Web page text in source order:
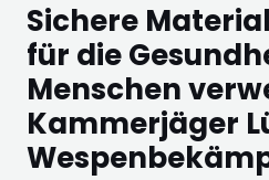
Sichere
für die
Menschen
Kammerjäger